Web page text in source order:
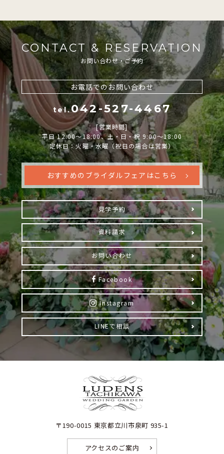
CONTACT & RESERVATION
お問い合わせ・ご予約
お電話でのお問い合わせ
tel.042-527-4467
[営業時間]
平日 12:00～18:00、土・日・祝 9:00～18:00
定休日：火曜・水曜（祝日の場合は営業）
おすすめのブライダルフェアはこちら
見学予約
資料請求
お問い合わせ
Facebook
Instagram
LINEで相談
〒190-0015 東京都立川市泉町 935-1
アクセスのご案内